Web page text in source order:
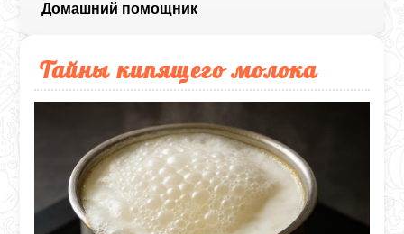
Домашний помощник
Тайны кипящего молока